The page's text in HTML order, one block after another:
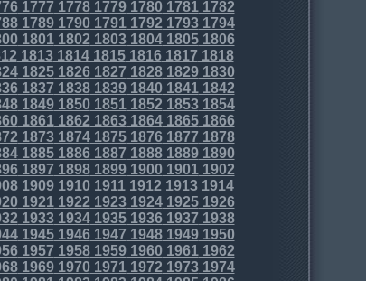
1777 17781779178017811782
1789179017911792 17931794
18011802 1803180418051806
18131814181518161817 1818
182518261827 182818291830
1837 18381839184018411842
1849185018511852 18531854
18611862 1863186418651866
18731874187518761877 1878
188518861887 188818891890
1897 18981899190019011902
1909191019111912 19131914
19211922 1923192419251926
19331934193519361937 1938
194519461947 194819491950
1957 19581959196019611962
1969197019711972 19731974